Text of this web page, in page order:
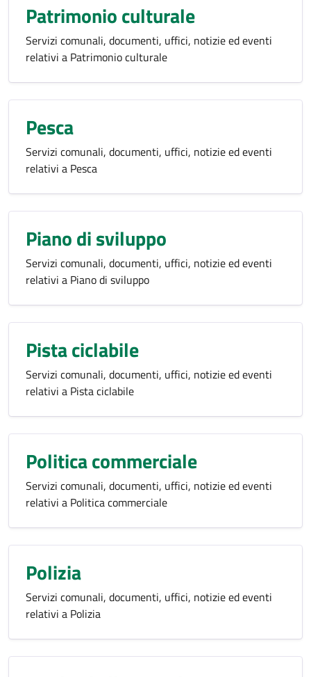
Patrimonio culturale
Servizi comunali, documenti, uffici, notizie ed eventi
relativi a Patrimonio culturale
Pesca
Servizi comunali, documenti, uffici, notizie ed eventi
relativi a Pesca
Piano di sviluppo
Servizi comunali, documenti, uffici, notizie ed eventi
relativi a Piano di sviluppo
Pista ciclabile
Servizi comunali, documenti, uffici, notizie ed eventi
relativi a Pista ciclabile
Politica commerciale
Servizi comunali, documenti, uffici, notizie ed eventi
relativi a Politica commerciale
Polizia
Servizi comunali, documenti, uffici, notizie ed eventi
relativi a Polizia